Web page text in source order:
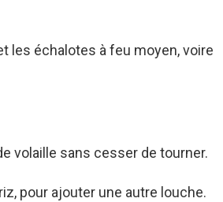
les échalotes à feu moyen, voire
volaille sans cesser de tourner.
pour ajouter une autre louche.